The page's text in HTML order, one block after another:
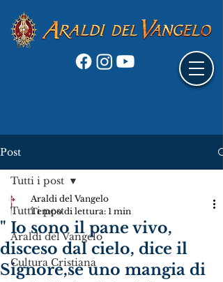
Post
Tutti i post
Araldi del Vangelo
Cultura Cristiana
Tutti i post
" Io sono il pane vivo,
disceso dal cielo, dice il
Signore,se uno mangia di
Araldi del Vangelo
Tempo di lettura: 1 min